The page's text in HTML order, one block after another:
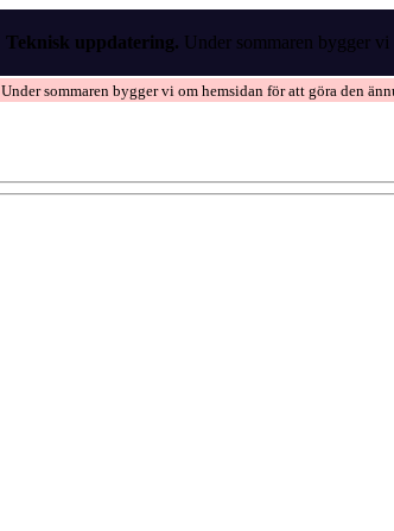
Teknisk uppdatering. Under sommaren bygger
Under sommaren bygger vi om hemsidan för att göra den